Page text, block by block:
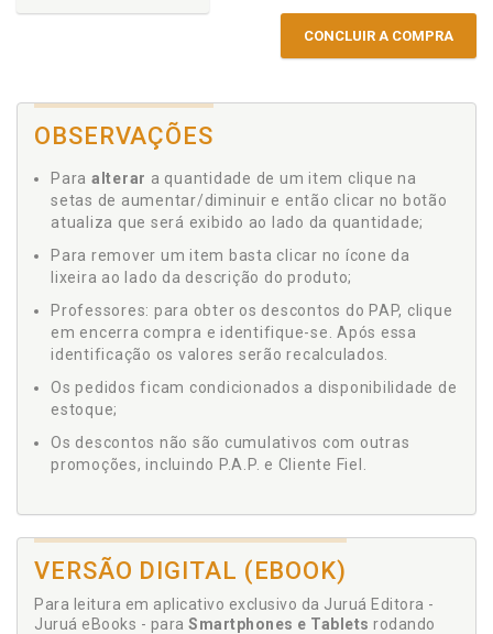
CONCLUIR A COMPRA
OBSERVAÇÕES
Para alterar a quantidade de um item clique na
setas de aumentar/diminuir e então clicar no botão
atualiza que será exibido ao lado da quantidade;
Para remover um item basta clicar no ícone da
lixeira ao lado da descrição do produto;
Professores: para obter os descontos do PAP, clique
em encerra compra e identifique-se. Após essa
identificação os valores serão recalculados.
Os pedidos ficam condicionados a disponibilidade de
estoque;
Os descontos não são cumulativos com outras
promoções, incluindo P.A.P. e Cliente Fiel.
VERSÃO DIGITAL (EBOOK)
Para leitura em aplicativo exclusivo da Juruá Editora -
Juruá eBooks - para Smartphones e Tablets rodando